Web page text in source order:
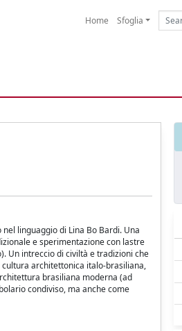
Home Sfoglia
linguaggio di Lina Bo Bardi. Una
e sperimentazione con lastre
Un intreccio di civiltà e tradizioni che
architettonica italo-brasiliana,
brasiliana moderna (ad
condiviso, ma anche come